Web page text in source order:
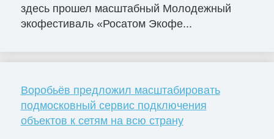
здесь прошел масштабный Молодежный
экофестиваль «Росатом Экофе...
Воробьёв предложил масштабировать
подмосковный сервис подключения
объектов к сетям на всю страну